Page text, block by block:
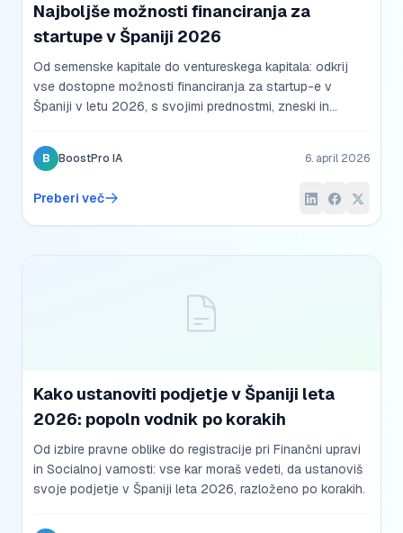
Najboljše možnosti financiranja za
startupe v Španiji 2026
Od semenske kapitale do ventureskega kapitala: odkrij
vse dostopne možnosti financiranja za startup-e v
Španiji v letu 2026, s svojimi prednostmi, zneski in
B BoostPro IA 6. april 2026
Preberi več
Kako ustanoviti podjetje v Španiji leta
2026: popoln vodnik po korakih
Od izbire pravne oblike do registracije pri Finančni upravi
in Socialnoj varnosti: vse kar moraš vedeti, da ustanoviš
svoje podjetje v Španiji leta 2026, razloženo po korakih.